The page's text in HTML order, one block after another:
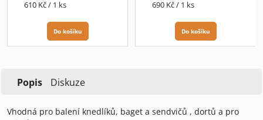
Měrná
610 Kč / 1 ks
Do košíku
Měrná
690 Kč / 1 ks
Do košíku
Popis Diskuze
Vhodná pro balení knedlíků, baget a sendvičů , dortů a pro